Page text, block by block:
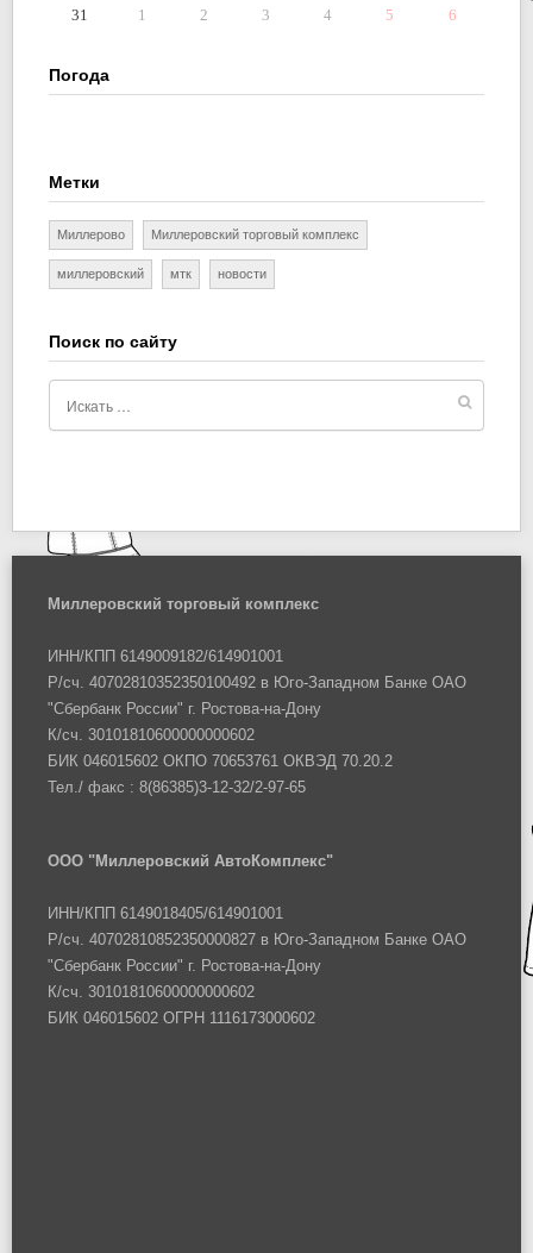
31
1 2 3 4 5 6
Погода
Метки
Миллерово Миллеровский торговый комплекс
миллеровский мтк новости
Поиск по сайту
Миллеровский торговый комплекс
ИНН/КПП 6149009182/614901001
Р/сч. 40702810352350100492 в Юго-Западном Банке ОАО
"Сбербанк России" г. Ростова-на-Дону
К/сч. 30101810600000000602
БИК 046015602 ОКПО 70653761 ОКВЭД 70.20.2
Тел./ факс : 8(86385)3-12-32/2-97-65
ООО "Миллеровский АвтоКомплекс"
ИНН/КПП 6149018405/614901001
Р/сч. 40702810852350000827 в Юго-Западном Банке ОАО
"Сбербанк России" г. Ростова-на-Дону
К/сч. 30101810600000000602
БИК 046015602 ОГРН 1116173000602